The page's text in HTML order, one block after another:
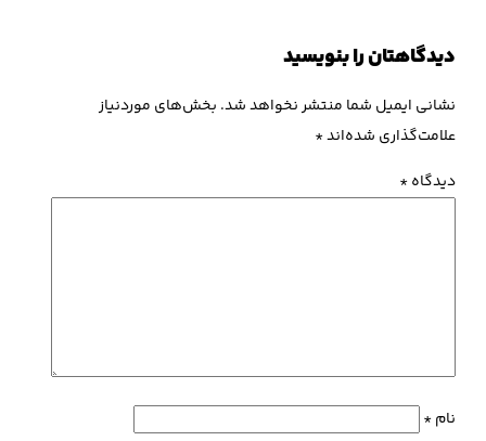
دیدگاهتان را بنویسید
نشانی ایمیل شما منتشر نخواهد شد. بخش‌های موردنیاز
علامت‌گذاری شده‌اند*
دیدگاه*
نام*